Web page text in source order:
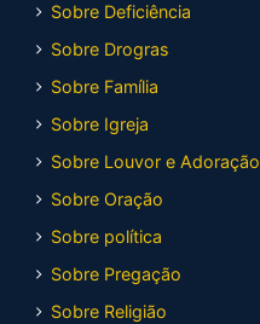
Sobre Deficiência
Sobre Drogras
Sobre Família
Sobre Igreja
Sobre Louvor e Adoração
Sobre Oração
Sobre política
Sobre Pregação
Sobre Religião